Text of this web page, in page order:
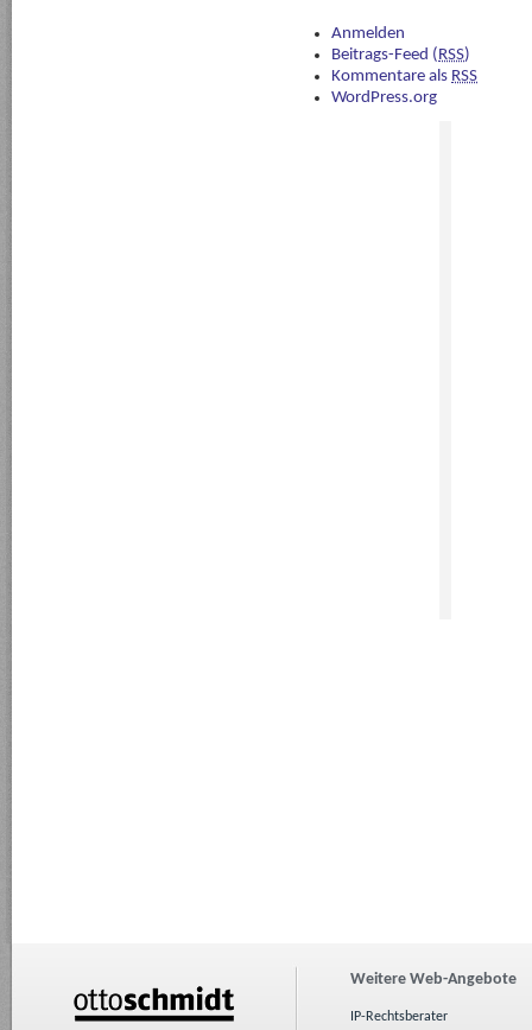
Anmelden
Beitrags-Feed (RSS)
Kommentare als RSS
WordPress.org
Weitere Web-Angebote
IP-Rechtsberater